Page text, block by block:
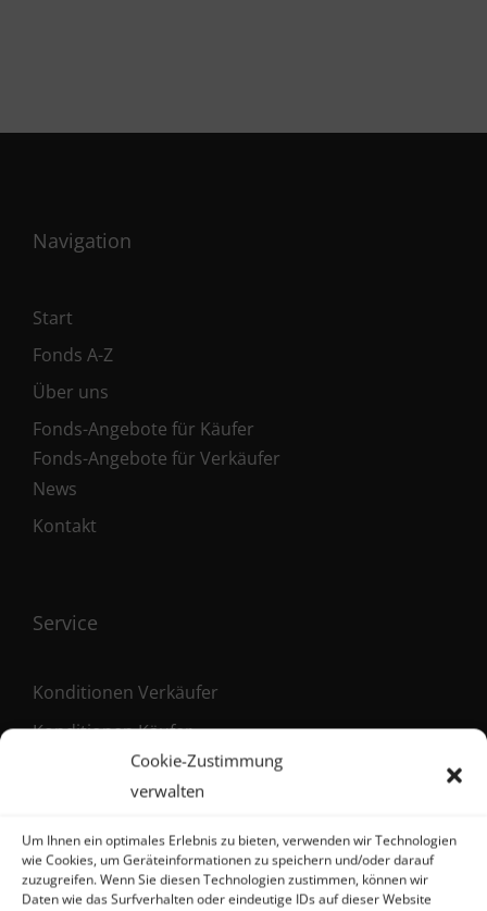
Cookie-Zustimmung
verwalten
Um Ihnen ein optimales Erlebnis zu bieten, verwenden wir Technologien
wie Cookies, um Geräteinformationen zu speichern und/oder darauf
zuzugreifen. Wenn Sie diesen Technologien zustimmen, können wir
Daten wie das Surfverhalten oder eindeutige IDs auf dieser Website
Navigation
Start
Fonds A-Z
Über uns
Fonds-Angebote für Käufer
Fonds-Angebote für Verkäufer
News
Kontakt
Service
Konditionen Verkäufer
Konditionen Käufer
Maklervertrag (Verkäufer)
Registrierung als Käufer